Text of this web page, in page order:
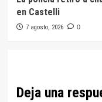
en Castelli
7 agosto, 2026 0
Deja una